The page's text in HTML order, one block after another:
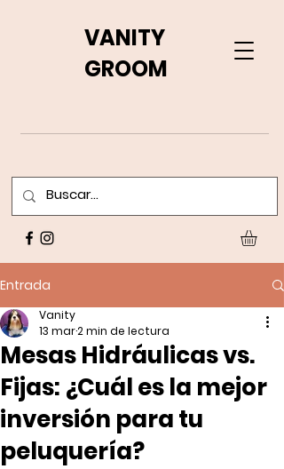
VANITY
GROOM
Entrada
Mesas Hidráulicas vs.
Fijas: ¿Cuál es la mejor
inversión para tu
peluquería?
Vanity
13 mar2 min de lectura